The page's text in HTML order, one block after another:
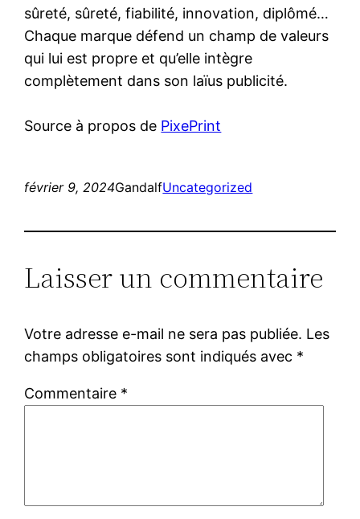
sûreté, sûreté, fiabilité, innovation, diplômé…
Chaque marque défend un champ de valeurs
qui lui est propre et qu’elle intègre
complètement dans son laïus publicité.
Source à propos de PixePrint
février 9, 2024GandalfUncategorized
Laisser un commentaire
Votre adresse e-mail ne sera pas publiée. Les
champs obligatoires sont indiqués avec *
Commentaire *